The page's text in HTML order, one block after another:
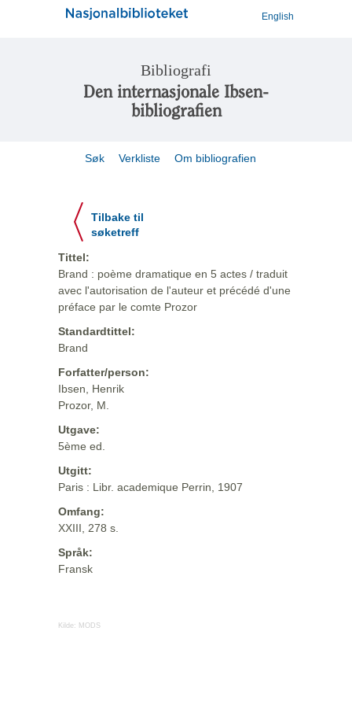
English
Bibliografi
Den internasjonale Ibsen-
bibliografien
Søk Verkliste Om bibliografien
Tilbake til
søketreff
Tittel:
Brand : poème dramatique en 5 actes / traduit
avec l'autorisation de l'auteur et précédé d'une
préface par le comte Prozor
Standardtittel:
Brand
Forfatter/person:
Ibsen, Henrik
Prozor, M.
Utgave:
5ème ed.
Utgitt:
Paris : Libr. academique Perrin, 1907
Omfang:
XXIII, 278 s.
Språk:
Fransk
Kilde: MODS